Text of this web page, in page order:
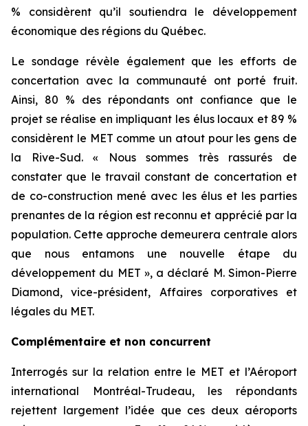
% considèrent qu’il soutiendra le développement
économique des régions du Québec.
Le sondage révèle également que les efforts de
concertation avec la communauté ont porté fruit.
Ainsi, 80 % des répondants ont confiance que le
projet se réalise en impliquant les élus locaux et 89 %
considèrent le MET comme un atout pour les gens de
la Rive-Sud. « Nous sommes très rassurés de
constater que le travail constant de concertation et
de co-construction mené avec les élus et les parties
prenantes de la région est reconnu et apprécié par la
population. Cette approche demeurera centrale alors
que nous entamons une nouvelle étape du
développement du MET », a déclaré M. Simon-Pierre
Diamond, vice-président, Affaires corporatives et
légales du MET.
Complémentaire et non concurrent
Interrogés sur la relation entre le MET et l’Aéroport
international Montréal-Trudeau, les répondants
rejettent largement l’idée que ces deux aéroports